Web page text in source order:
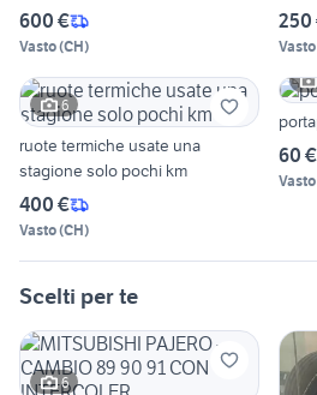
600 €
Vasto(CH)
250
Vasto
6
ruote termiche usate una
stagione solo pochi km
400 €
Vasto(CH)
60 €
Vasto
Scelti per te
6